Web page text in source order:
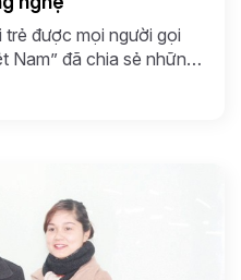
trẻ được mọi người gọi
Nam” đã chia sẻ những
trẻ có thể tìm đến với
Phú, chàng trai trẻ